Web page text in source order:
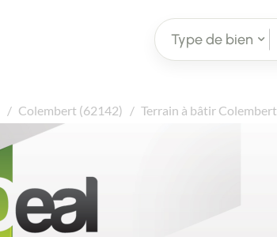
Type de bien
Colembert (62142) Terrain à bâtir Colembert